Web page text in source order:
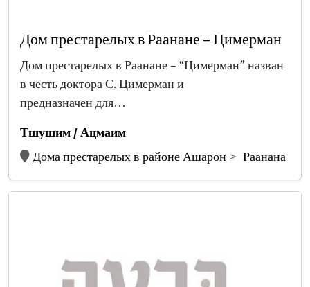
Дом престарелых в Раанане – Цимерман
Дом престарелых в Раанане – “Цимерман” назван
в честь доктора С. Цимерман и
предназначен для…
Тшушим / Ацмаим
Дома престарелых в районе Ашарон
Раанана